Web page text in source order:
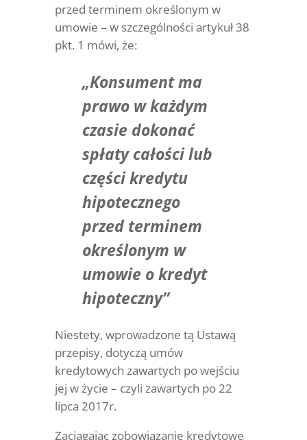
przed terminem określonym w
umowie – w szczególności artykuł 38
pkt. 1 mówi, że:
„Konsument ma
prawo w każdym
czasie dokonać
spłaty całości lub
części kredytu
hipotecznego
przed terminem
określonym w
umowie o kredyt
hipoteczny”
Niestety, wprowadzone tą Ustawą
przepisy, dotyczą umów
kredytowych zawartych po wejściu
jej w życie – czyli zawartych po 22
lipca 2017r.
Zaciągając zobowiązanie kredytowe